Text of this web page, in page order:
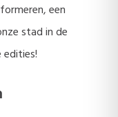
een
stad in de